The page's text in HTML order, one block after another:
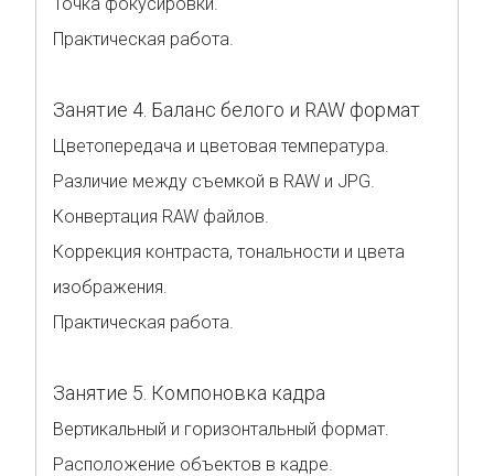
Практическая работа.
Занятие 4. Баланс белого и RAW формат
Цветопередача и цветовая температура.
Различие между съемкой в RAW и JPG.
Конвертация RAW файлов.
Коррекция контраста, тональности и цвета
изображения.
Практическая работа.
Занятие 5. Компоновка кадра
Вертикальный и горизонтальный формат.
Расположение объектов в кадре.